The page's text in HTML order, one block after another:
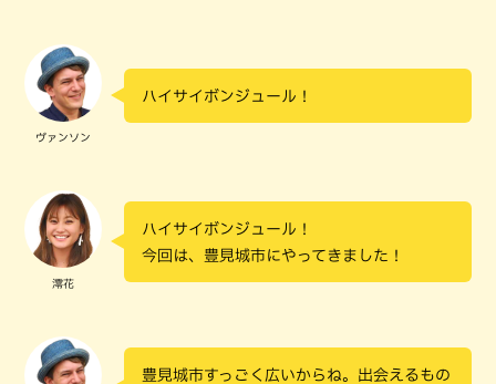
ヴァンソン
ハイサイボンジュール！
澪花
ハイサイボンジュール！
今回は、豊見城市にやってきました！
豊見城市すっごく広いからね。出会えるもの